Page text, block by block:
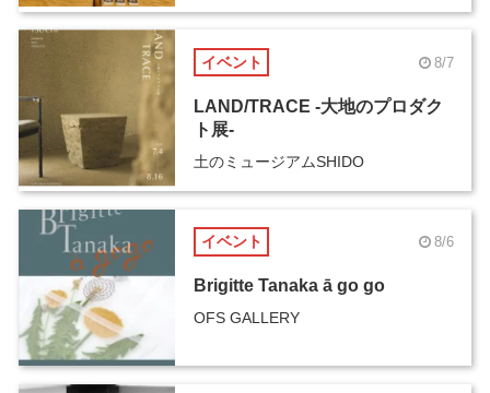
イベント 8/7
LAND/TRACE -大地のプロダク
ト展-
土のミュージアムSHIDO
イベント 8/6
Brigitte Tanaka ā go go
OFS GALLERY